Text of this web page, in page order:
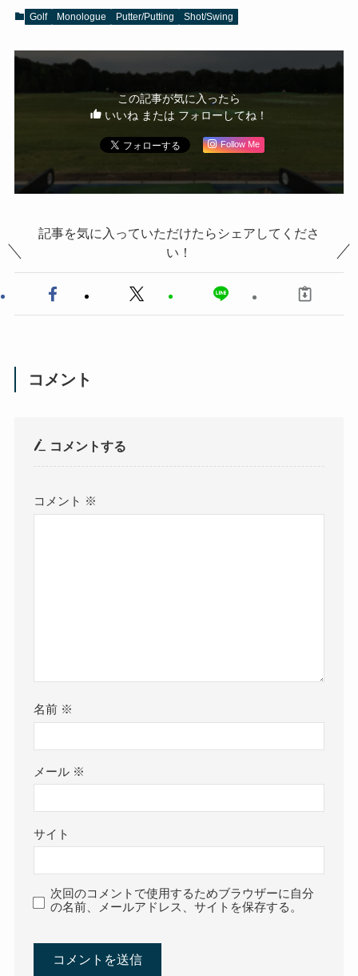
Golf Monologue Putter/Putting Shot/Swing
この記事が気に入ったら
いいね または フォローしてね！
Follow Me
記事を気に入っていただけたらシェアしてくださ
い！
コメント
コメントする
コメント ※
名前 ※
メール ※
サイト
次回のコメントで使用するためブラウザーに自分
の名前、メールアドレス、サイトを保存する。